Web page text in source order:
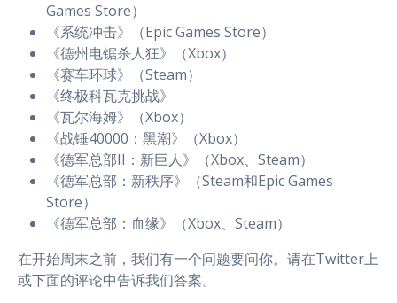
Games Store）
《系统冲击》（Epic Games Store）
《德州电锯杀人狂》（Xbox）
《赛车环球》（Steam）
《终极科瓦克挑战》
《瓦尔海姆》（Xbox）
《战锤40000：黑潮》（Xbox）
《德军总部II：新巨人》（Xbox、Steam）
《德军总部：新秩序》（Steam和Epic Games
Store）
《德军总部：血缘》（Xbox、Steam）
在开始周末之前，我们有一个问题要问你。请在Twitter上
或下面的评论中告诉我们答案。